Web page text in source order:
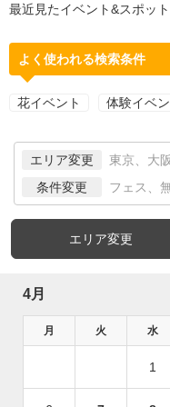
最近見たイベント&スポッ
よく使われる検索条件
花イベント 体験イベ
エリア変更 東京、大
条件変更 フェス、
エリア変更
4月
月 火 水
1